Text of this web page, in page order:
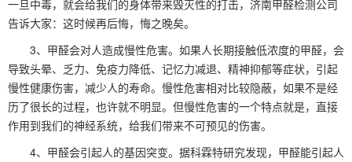
一旦中毒，就会给我们的身体带来毁灭性的打击，济南甲醛检测公司
告诉大家：这时候再后悔，悔之晚矣。
3、甲醛会对人造成慢性危害。如果人长期接触低浓度的甲醛，会
导致头晕、乏力、免疫力降低、记忆力减退、精神抑郁等症状，引起
慢性健康伤害，减少人的寿命。慢性危害相对比较隐蔽，如果不是经
历了很长的过程，也许就不明显。但慢性危害的一个特点就是，直接
作用到我们的神经系统，给我们带来不可预见的伤害。
4、甲醛会引起人的基因突变。据科霖特研究发现，甲醛能引起人